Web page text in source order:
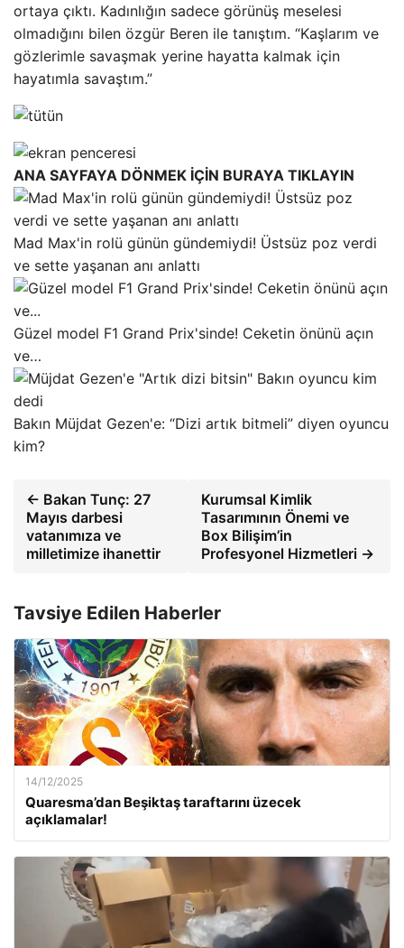
ortaya çıktı. Kadınlığın sadece görünüş meselesi
olmadığını bilen özgür Beren ile tanıştım. “Kaşlarım ve
gözlerimle savaşmak yerine hayatta kalmak için
hayatımla savaştım.”
ANA SAYFAYA DÖNMEK İÇİN BURAYA TIKLAYIN
Mad Max'in rolü günün gündemiydi! Üstsüz poz verdi
ve sette yaşanan anı anlattı
Güzel model F1 Grand Prix'sinde! Ceketin önünü açın
ve…
Bakın Müjdat Gezen'e: “Dizi artık bitmeli” diyen oyuncu
kim?
← Bakan Tunç: 27
Mayıs darbesi
vatanımıza ve
milletimize ihanettir
Kurumsal Kimlik
Tasarımının Önemi ve
Box Bilişim’in
Profesyonel Hizmetleri →
Tavsiye Edilen Haberler
14/12/2025
Quaresma’dan Beşiktaş taraftarını üzecek
açıklamalar!